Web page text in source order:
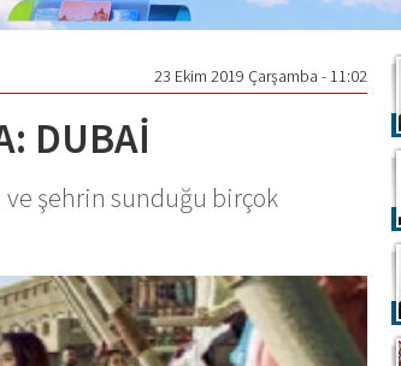
23 Ekim 2019 Çarşamba - 11:02
DUBAİ
ve şehrin sunduğu birçok